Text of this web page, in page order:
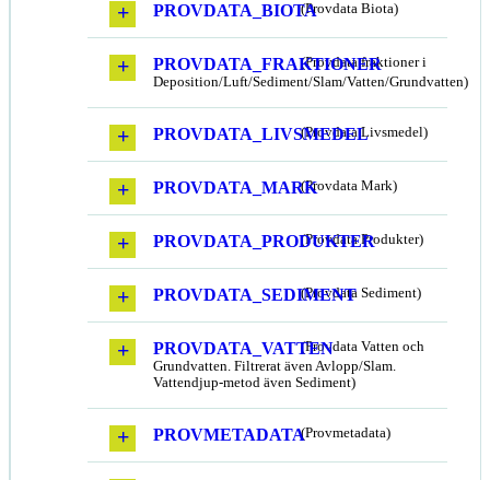
PROVDATA_BIOTA(Provdata Biota)
PROVDATA_FRAKTIONER
(Provdata fraktioner i
Deposition/Luft/Sediment/Slam/Vatten/Grundvatten)
PROVDATA_LIVSMEDEL
(Provdata Livsmedel)
PROVDATA_MARK(Provdata Mark)
PROVDATA_PRODUKTER
(Provdata Produkter)
PROVDATA_SEDIMENT(Provdata Sediment)
PROVDATA_VATTEN(Provdata Vatten och
Grundvatten. Filtrerat även Avlopp/Slam.
Vattendjup-metod även Sediment)
PROVMETADATA(Provmetadata)